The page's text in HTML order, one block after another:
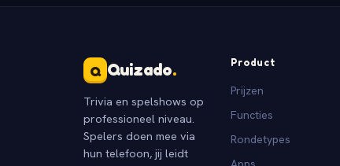
Q Quizado.
Trivia en spelshows op
professioneel niveau.
Spelers doen mee via
hun telefoon, jij leidt
Product
Prijzen
Functies
Rondetypes